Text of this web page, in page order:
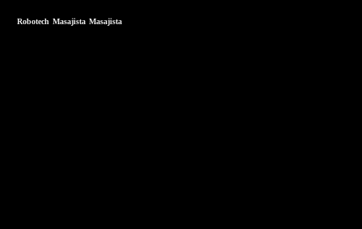
Robotech Masajista Masajista